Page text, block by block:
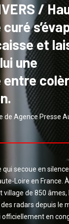
/
et
une
entre
de Agence Presse
qui secoue en
Loire en France. À
village de 850 âmes,
radars depuis le
en